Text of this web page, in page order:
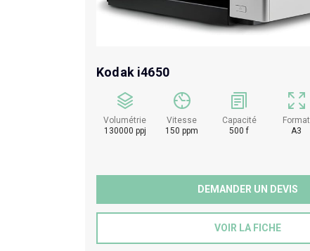
Kodak i4650
Volumétrie
130000 ppj
Vitesse
150 ppm
Capacité
500 f
Format
A3
DEMANDER UN DEVIS
VOIR LA FICHE